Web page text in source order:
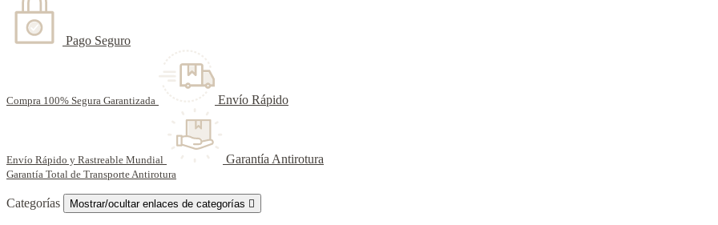
Pago Seguro
Compra 100% Segura Garantizada Envío Rápido
Envío Rápido y Rastreable Mundial Garantía Antirotura
Garantía Total de Transporte Antirotura
Categorías Mostrar/ocultar enlaces de categorías 